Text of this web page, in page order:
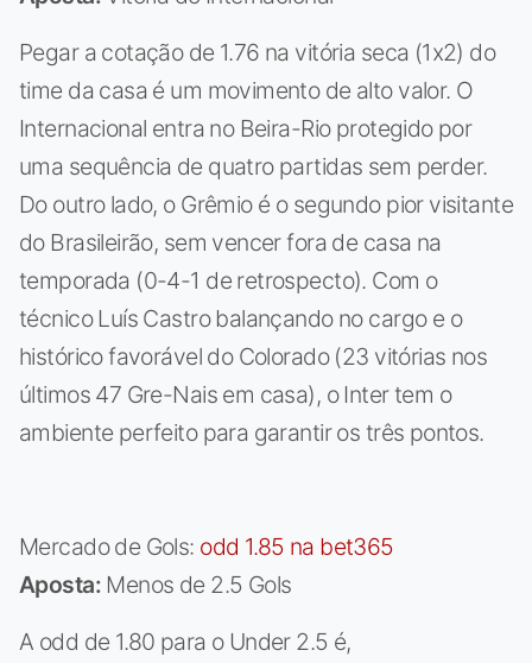
Pegar a cotação de 1.76 na vitória seca (1x2) do
time da casa é um movimento de alto valor. O
Internacional entra no Beira-Rio protegido por
uma sequência de quatro partidas sem perder.
Do outro lado, o Grêmio é o segundo pior visitante
do Brasileirão, sem vencer fora de casa na
temporada (0-4-1 de retrospecto). Com o
técnico Luís Castro balançando no cargo e o
histórico favorável do Colorado (23 vitórias nos
últimos 47 Gre-Nais em casa), o Inter tem o
ambiente perfeito para garantir os três pontos.
Mercado de Gols: odd 1.85 na bet365
Aposta: Menos de 2.5 Gols
A odd de 1.80 para o Under 2.5 é,